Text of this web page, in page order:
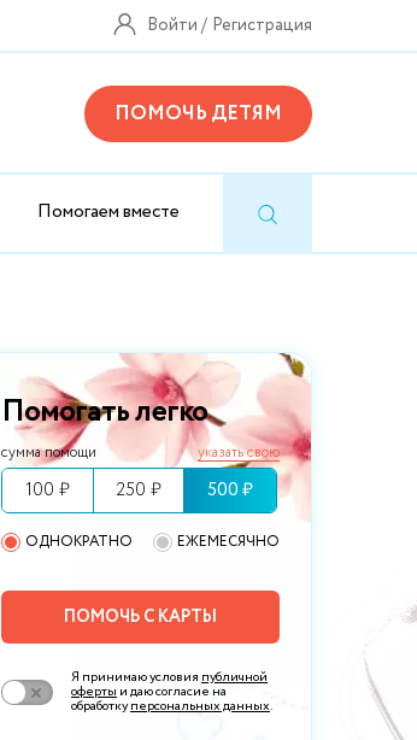
Войти Регистрация
ПОМОЧЬ ДЕТЯМ
Помогаем вместе
Помогать легко
сумма помощи указать свою
100 ₽ 250 ₽ 500 ₽
ОДНОКРАТНО ЕЖЕМЕСЯЧНО
ПОМОЧЬ С КАРТЫ
Я принимаю условия публичной
оферты и даю согласие на
обработкуперсональных данных.